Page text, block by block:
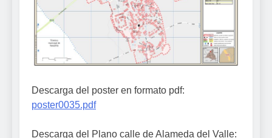
Descarga del poster en formato pdf:
poster0035.pdf
Descarga del Plano calle de Alameda del Valle: